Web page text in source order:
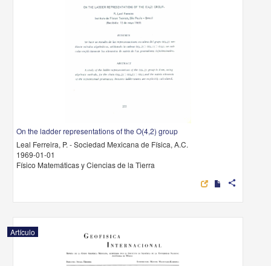
On the ladder representations of the O(4,2) group
Leal Ferreira, P. - Sociedad Mexicana de Física, A.C.
1969-01-01
Físico Matemáticas y Ciencias de la Tierra
share
Artículo